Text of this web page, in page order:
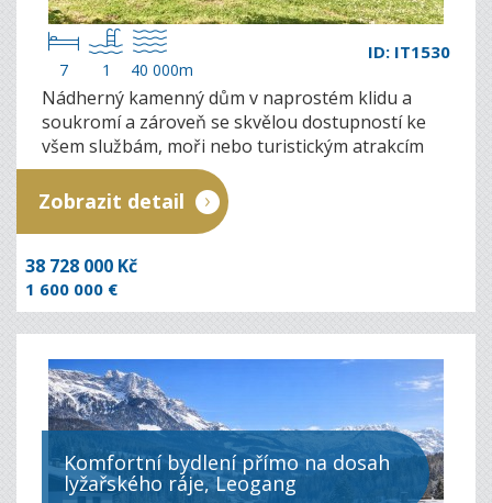
7 1 40 000m
ID: IT1530
Nádherný kamenný dům v naprostém klidu a
soukromí a zároveň se skvělou dostupností ke
všem službám, moři nebo turistickým atrakcím
Toskánska…
Zobrazit detail
38 728 000 Kč
1 600 000 €
Komfortní bydlení přímo na dosah
lyžařského ráje, Leogang